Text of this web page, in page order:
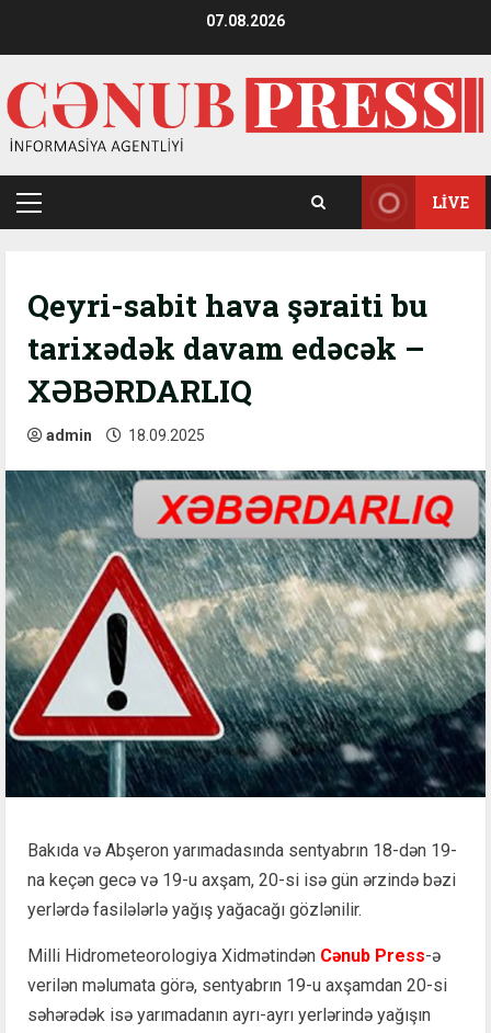
07.08.2026
Primary
LIVE
Qeyri-sabit hava şəraiti bu
tarixədək davam edəcək –
XƏBƏRDARLIQ
admin 18.09.2025
Bakıda və Abşeron yarımadasında sentyabrın 18-dən 19-
na keçən gecə və 19-u axşam, 20-si isə gün ərzində bəzi
yerlərdə fasilələrlə yağış yağacağı gözlənilir.
Milli Hidrometeorologiya Xidmətindən Cənub Press-ə
verilən məlumata görə, sentyabrın 19-u axşamdan 20-si
səhərədək isə yarımadanın ayrı-ayrı yerlərində yağışın